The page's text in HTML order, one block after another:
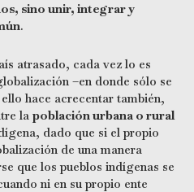
sino unir, integrar y
.
atrasado, cada vez lo es
–en donde sólo se
hace acrecentar también,
la población urbana o rural
dado que si el propio
de una manera
que los pueblos indígenas se
ni en su propio ente